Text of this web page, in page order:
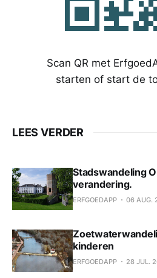
Scan QR met
starten of start de
LEES VERDER
Stadswandeling
verandering.
ERFGOEDAPP 06 AUG.
kinderen
ERFGOEDAPP 28 JUL.